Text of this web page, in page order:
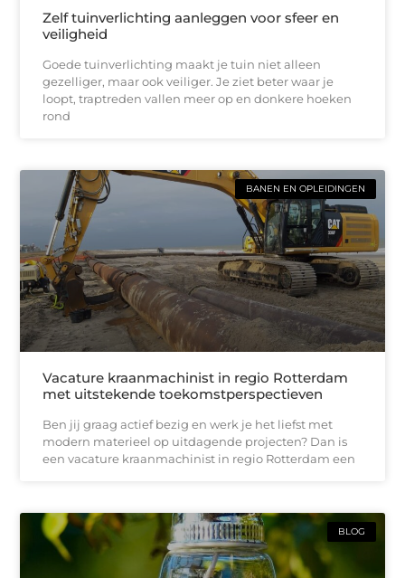
Zelf tuinverlichting aanleggen voor sfeer en
veiligheid
Goede tuinverlichting maakt je tuin niet alleen
gezelliger, maar ook veiliger. Je ziet beter waar je
loopt, traptreden vallen meer op en donkere hoeken
rond
BANEN EN OPLEIDINGEN
Vacature kraanmachinist in regio Rotterdam
met uitstekende toekomstperspectieven
Ben jij graag actief bezig en werk je het liefst met
modern materieel op uitdagende projecten? Dan is
een vacature kraanmachinist in regio Rotterdam een
BLOG